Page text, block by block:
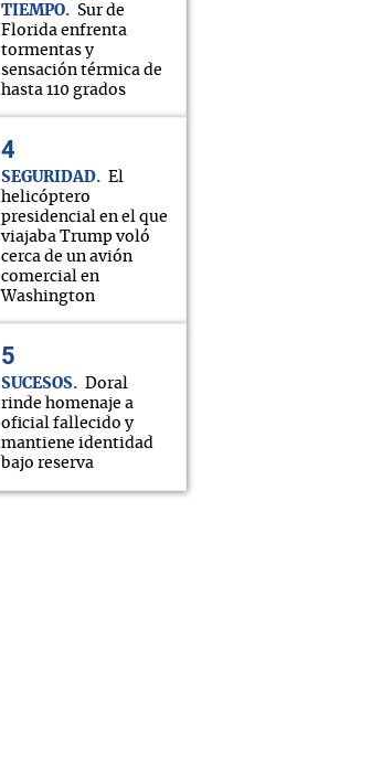
TIEMPO
Sur de
Florida enfrenta
tormentas y
sensación térmica de
hasta 110 grados
SEGURIDAD
El
helicóptero
presidencial en el que
viajaba Trump voló
cerca de un avión
comercial en
Washington
SUCESOS
Doral
rinde homenaje a
oficial fallecido y
mantiene identidad
bajo reserva